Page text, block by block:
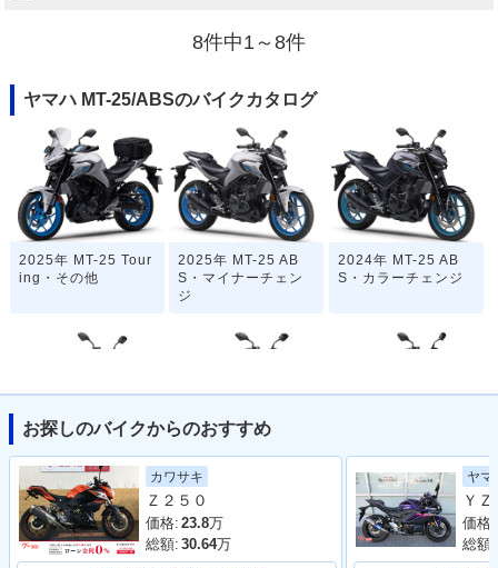
8件中1～8件
ヤマハ MT-25/ABSのバイクカタログ
2025年 MT-25 Tour
ing・その他
2025年 MT-25 AB
S・マイナーチェン
ジ
2024年 MT-25 AB
S・カラーチェンジ
2022年 MT-25 AB
S・マイナーチェン
ジ
2021年 MT-25 AB
S・カラーチェンジ
S・マイナーチェン
お探しのバイクからのおすすめ
カワサキ
Ｚ２５０
価格: 23.8万
総額: 30.64万
ヤマ
価格:
総額: